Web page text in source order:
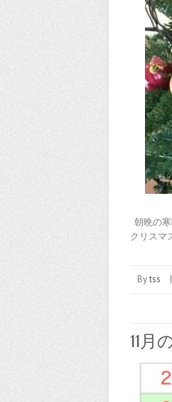
朝晩の
クリスマ
Bytss |
11月